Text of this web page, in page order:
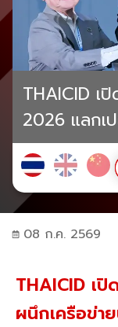
THAICID เ
2026 แลกเ
08 ก.ค. 2569
THAICID เ
ผนึกเครือข่า